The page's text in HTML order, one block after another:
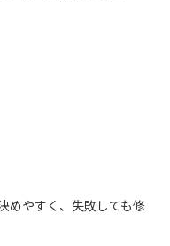
めやすく、失敗しても修